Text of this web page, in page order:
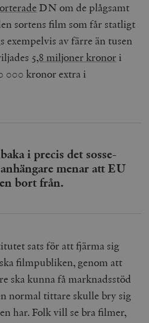
DN om de plågsamt
sortens film som får statligt
exempelvis av färre än tusen
5,8 miljoner kronori
000 kronor extra i
i precis det sosse-
menar att EU
bort från.
sats för att fjärma sig
filmpubliken, genom att
ska kunna få marknadsstöd
normal tittare skulle bry sig
har. Folk vill se bra filmer,